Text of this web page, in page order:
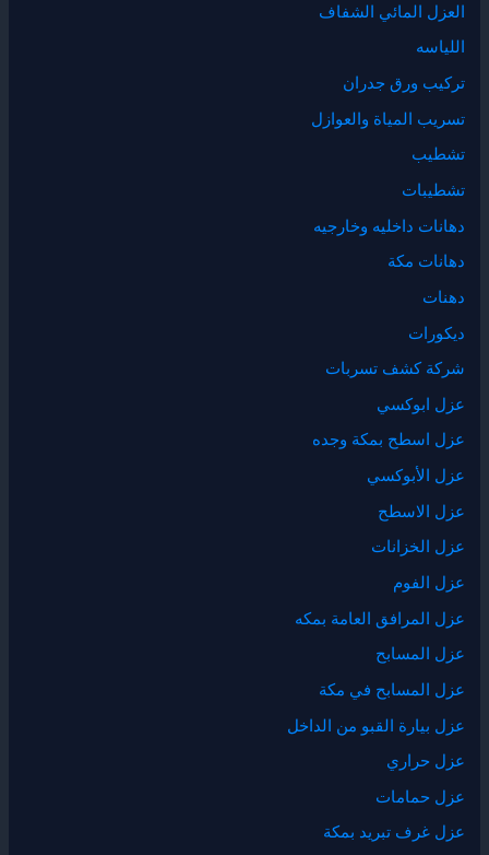
العزل المائي الشفاف
اللياسه
تركيب ورق جدران
تسريب المياة والعوازل
تشطيب
تشطيبات
دهانات داخليه وخارجيه
دهانات مكة
دهنات
ديكورات
شركة كشف تسربات
عزل ابوكسي
عزل اسطح بمكة وجده
عزل الأبوكسي
عزل الاسطح
عزل الخزانات
عزل الفوم
عزل المرافق العامة بمكه
عزل المسابح
عزل المسابح في مكة
عزل بيارة القبو من الداخل
عزل حراري
عزل حمامات
عزل غرف تبريد بمكة